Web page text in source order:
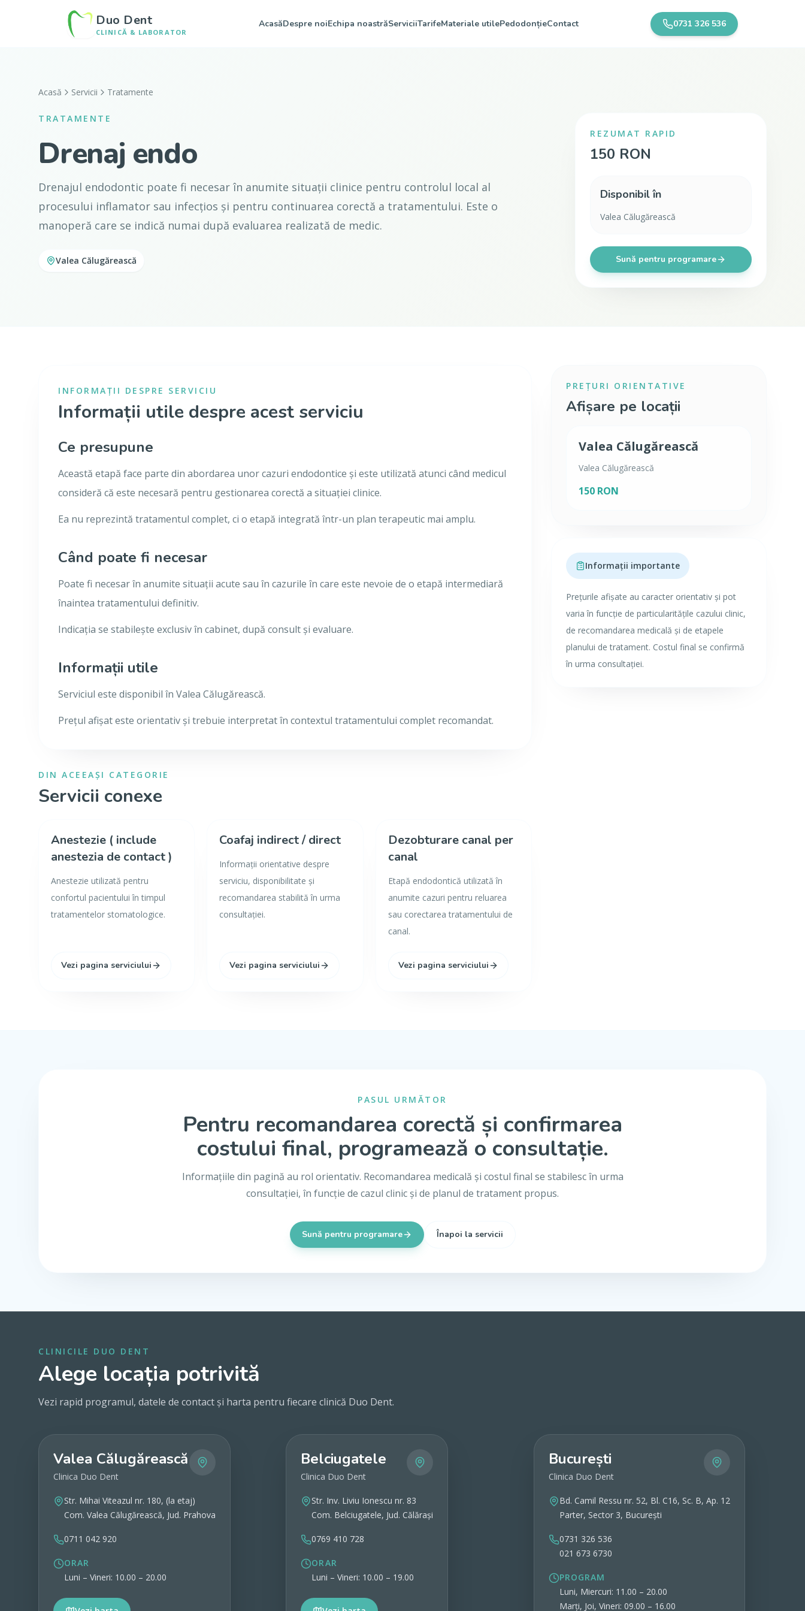
Duo Dent
CLINICĂ & LABORATOR
AcasăDespre noiEchipa noastrăServiciiTarifeMateriale utilePedodonțieContact 0731 326 536
Acasă Servicii Tratamente
TRATAMENTE
Drenaj endo
Drenajul endodontic poate fi necesar în anumite situații clinice pentru controlul local al
procesului inflamator sau infecțios și pentru continuarea corectă a tratamentului. Este o
manoperă care se indică numai după evaluarea realizată de medic.
Valea Călugărească
REZUMAT RAPID
150 RON
Disponibil în
Valea Călugărească
Sună pentru programare
INFORMAȚII DESPRE SERVICIU
Informații utile despre acest serviciu
Ce presupune
Această etapă face parte din abordarea unor cazuri endodontice și este utilizată atunci când medicul
consideră că este necesară pentru gestionarea corectă a situației clinice.
Ea nu reprezintă tratamentul complet, ci o etapă integrată într-un plan terapeutic mai amplu.
Când poate fi necesar
Poate fi necesar în anumite situații acute sau în cazurile în care este nevoie de o etapă intermediară
înaintea tratamentului definitiv.
Indicația se stabilește exclusiv în cabinet, după consult și evaluare.
Informații utile
Serviciul este disponibil în Valea Călugărească.
Prețul afișat este orientativ și trebuie interpretat în contextul tratamentului complet recomandat.
DIN ACEEAȘI CATEGORIE
Servicii conexe
Anestezie ( include
anestezia de contact )
Anestezie utilizată pentru
confortul pacientului în timpul
tratamentelor stomatologice.
Vezi pagina serviciului
Coafaj indirect / direct
Informații orientative despre
serviciu, disponibilitate și
recomandarea stabilită în urma
consultației.
Vezi pagina serviciului
Dezobturare canal per
canal
Etapă endodontică utilizată în
anumite cazuri pentru reluarea
sau corectarea tratamentului de
canal.
Vezi pagina serviciului
PREȚURI ORIENTATIVE
Afișare pe locații
Valea Călugărească
Valea Călugărească
150 RON
Informații importante
Prețurile afișate au caracter orientativ și pot
varia în funcție de particularitățile cazului clinic,
de recomandarea medicală și de etapele
planului de tratament. Costul final se confirmă
în urma consultației.
PASUL URMĂTOR
Pentru recomandarea corectă și confirmarea
costului final, programează o consultație.
Informațiile din pagină au rol orientativ. Recomandarea medicală și costul final se stabilesc în urma
consultației, în funcție de cazul clinic și de planul de tratament propus.
Sună pentru programare Înapoi la servicii
CLINICILE DUO DENT
Alege locația potrivită
Vezi rapid programul, datele de contact și harta pentru fiecare clinică Duo Dent.
Valea Călugărească
Clinica Duo Dent
Str. Mihai Viteazul nr. 180, (la etaj)
Com. Valea Călugărească, Jud. Prahova
0711 042 920
ORAR
Luni – Vineri: 10.00 – 20.00
Belciugatele
Clinica Duo Dent
Str. Inv. Liviu Ionescu nr. 83
Com. Belciugatele, Jud. Călărași
0769 410 728
ORAR
Luni – Vineri: 10.00 – 19.00
București
Clinica Duo Dent
Bd. Camil Ressu nr. 52, Bl. C16, Sc. B, Ap. 12
Parter, Sector 3, București
0731 326 536
021 673 6730
PROGRAM
Luni, Miercuri: 11.00 – 20.00
Marți, Joi, Vineri: 09.00 – 16.00